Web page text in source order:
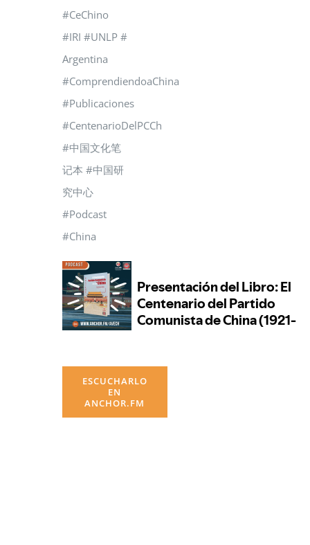
#CeChino
#IRI #UNLP #
Argentina
#ComprendiendoaChina
#Publicaciones
#CentenarioDelPCCh
#中国文化笔
记本 #中国研
究中心
#Podcast
#China
ESCUCHARLO
EN
ANCHOR.FM